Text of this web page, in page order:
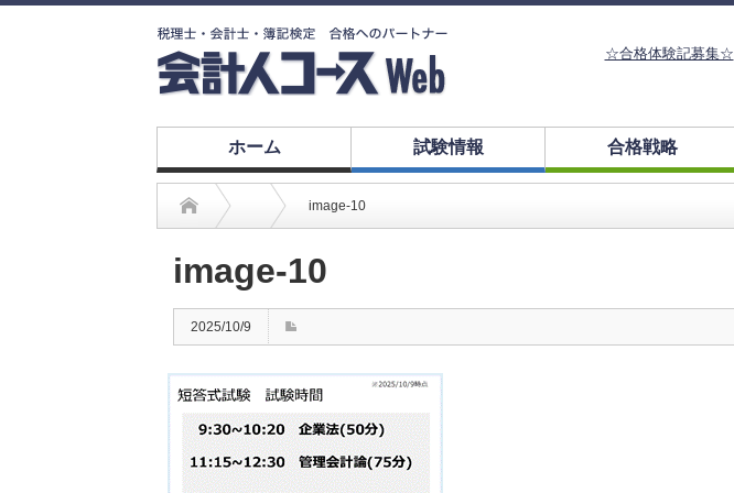
☆合格体験記募集☆
ホーム 試験情報 合格戦略
image-10
image-10
2025/10/9